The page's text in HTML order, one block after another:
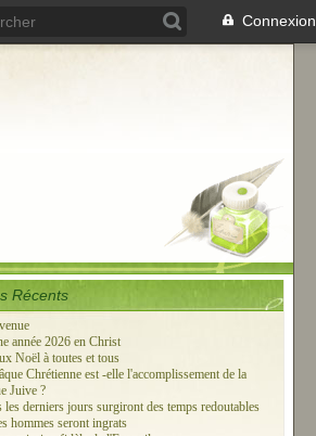
Connexion
Récents
année 2026 en Christ
Noël à toutes et tous
Chrétienne est -elle l'accomplissement de la
Juive ?
les derniers jours surgiront des temps redoutables
hommes seront ingrats